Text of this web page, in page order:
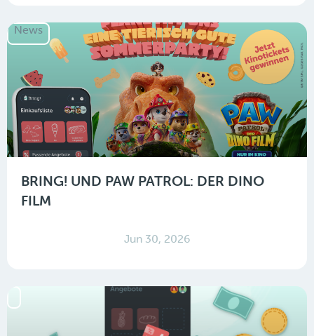
News
BRING! UND PAW PATROL: DER DINO
FILM
Jun 30, 2026